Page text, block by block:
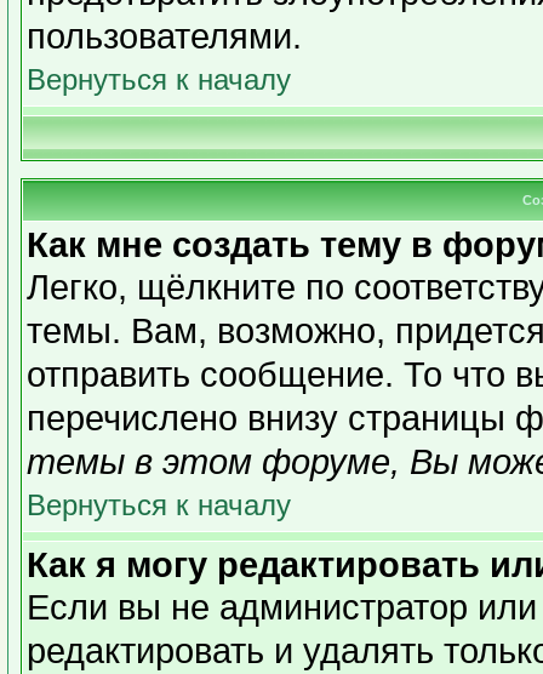
пользователями.
Вернуться к началу
Как мне создать тему в
Легко, щёлкните по
темы. Вам, возможно,
отправить сообщение. То что
перечислено внизу страницы
темы в этом форуме, Вы
Вернуться к началу
Как я могу редактировать
Если вы не администратор
редактировать и удалять